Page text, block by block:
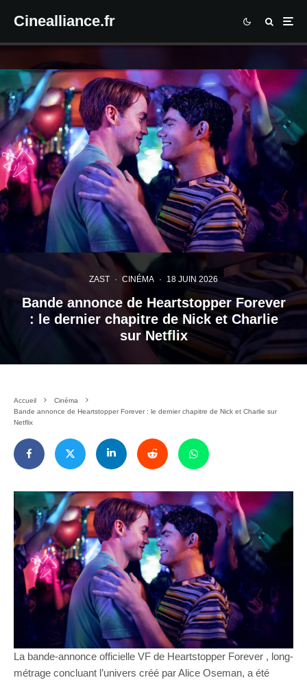
Cinealliance.fr
ZAST · CINÉMA · 18 JUIN 2026
Bande annonce de Heartstopper Forever
: le dernier chapitre de Nick et Charlie
sur Netflix
Accueil
Cinéma
Bande annonce de Heartstopper Forever : le dernier chapitre de Nick et Charlie sur
Netflix
La bande-annonce officielle VF de Heartstopper Forever , long-
métrage concluant l’univers créé par Alice Oseman, a été